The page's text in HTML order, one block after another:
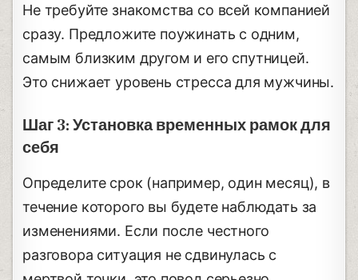
Не требуйте знакомства со всей компанией
сразу. Предложите поужинать с одним,
самым близким другом и его спутницей.
Это снижает уровень стресса для мужчины.
Шаг 3: Установка временных рамок для
себя
Определите срок (например, один месяц), в
течение которого вы будете наблюдать за
изменениями. Если после честного
разговора ситуация не сдвинулась с